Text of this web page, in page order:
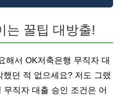
는 꿀팁 대방출!
해서 OK저축은행 무직자 대
던 적 없으세요? 저도 그랬
무직자 대출 승인 조건은 어